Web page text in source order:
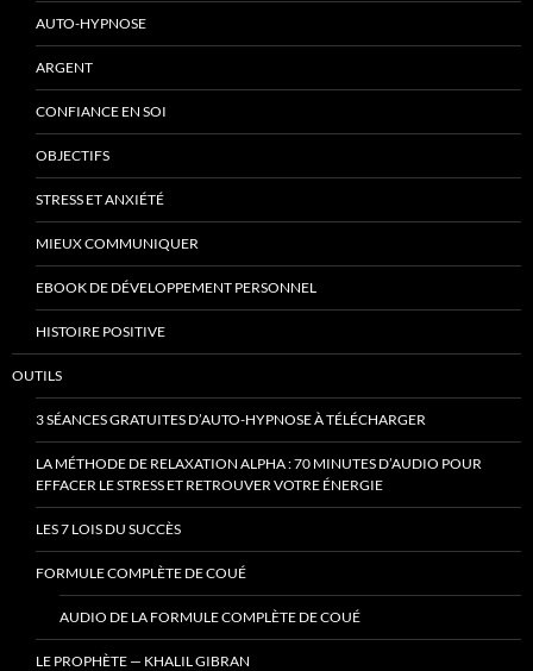
AUTO-HYPNOSE
ARGENT
CONFIANCE EN SOI
OBJECTIFS
STRESS ET ANXIÉTÉ
MIEUX COMMUNIQUER
EBOOK DE DÉVELOPPEMENT PERSONNEL
HISTOIRE POSITIVE
OUTILS
3 SÉANCES GRATUITES D’AUTO-HYPNOSE À TÉLÉCHARGER
LA MÉTHODE DE RELAXATION ALPHA : 70 MINUTES D’AUDIO POUR
EFFACER LE STRESS ET RETROUVER VOTRE ÉNERGIE
LES 7 LOIS DU SUCCÈS
FORMULE COMPLÈTE DE COUÉ
AUDIO DE LA FORMULE COMPLÈTE DE COUÉ
LE PROPHÈTE — KHALIL GIBRAN